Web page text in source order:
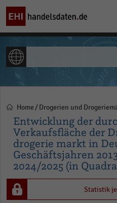
Pfadnavigation
Home Drogerien und
Entwicklung der
Verkaufsfläche der
drogerie markt in
Geschäftsjahren
2024/2025 (in
Statistik